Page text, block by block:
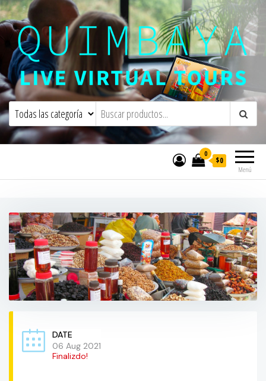
Quimbaya Virtual ToursLive Interactive Virtual Tours and
Menú
0
$0
DATE
06 Aug 2021
Finalizdo!